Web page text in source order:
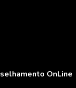
OnLine